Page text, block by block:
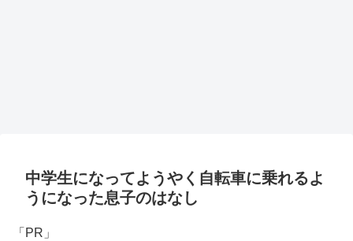
中学生になってようやく自転車に乗れるよ
うになった息子のはなし
「PR」